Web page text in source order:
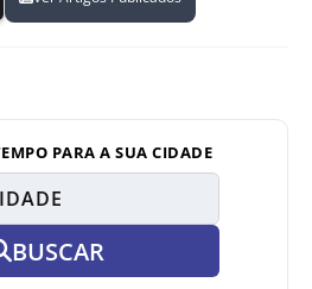
PARA A SUA CIDADE
BUSCAR